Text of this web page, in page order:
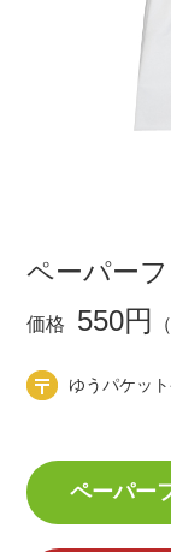
ペーパー
価格 550円
ゆうパケッ